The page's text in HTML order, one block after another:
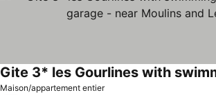
Maison/appartement entier